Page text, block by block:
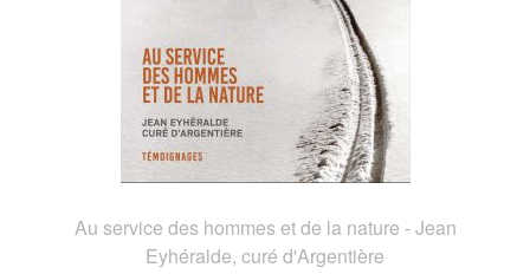
Au service des hommes et de la nature - Jean
Eyhéralde, curé d'Argentière